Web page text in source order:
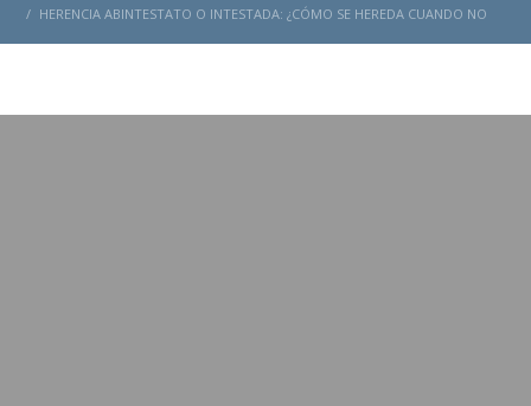
HERENCIA ABINTESTATO O INTESTADA: ¿CÓMO SE HEREDA CUANDO NO
HAY TESTAMENTO?